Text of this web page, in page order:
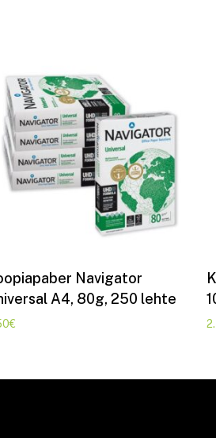
Navigator
A4, 80g, 250 lehte
€